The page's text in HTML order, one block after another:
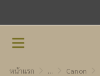
หน้าแรก ... Canon